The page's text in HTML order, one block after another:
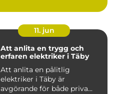
11. jun
Att anlita en trygg och
erfaren elektriker i Täby
Att anlita en pålitlig
elektriker i Täby är
avgörande för både priva...